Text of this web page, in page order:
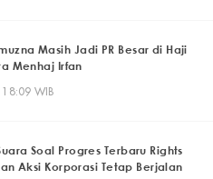
Masih Jadi PR Besar di Haji
Menhaj Irfan
WIB
Soal Progres Terbaru Rights
Aksi Korporasi Tetap Berjalan